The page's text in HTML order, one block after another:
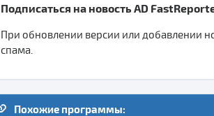
Подписаться на новость AD
При обновлении версии или добавлении
спама.
Похожие программы: